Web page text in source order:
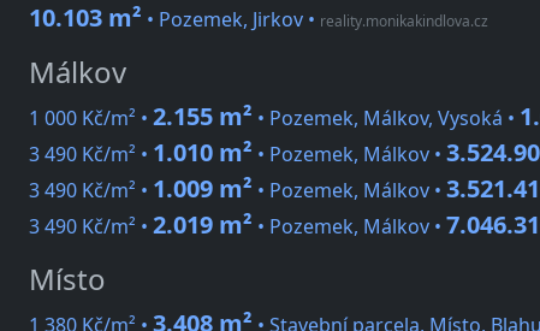
10.103 m² • Pozemek, Jirkov • reality.monikakindlova.cz
Málkov
1 000 Kč/m² • 2.155 m² • Pozemek, Málkov, Vysoká •
3 490 Kč/m² • 1.010 m² • Pozemek, Málkov •
3 490 Kč/m² • 1.009 m² • Pozemek, Málkov •
3 490 Kč/m² • 2.019 m² • Pozemek, Málkov •
Místo
1 380 Kč/m² • 3.408 m² • Stavební parcela, Místo,